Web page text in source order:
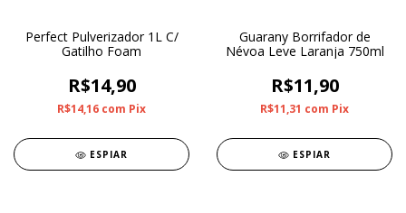
Perfect Pulverizador 1L C/
Gatilho Foam
R$14,90
R$14,16 com Pix
ESPIAR
Guarany Borrifador de
Névoa Leve Laranja 750ml
R$11,90
R$11,31 com Pix
ESPIAR